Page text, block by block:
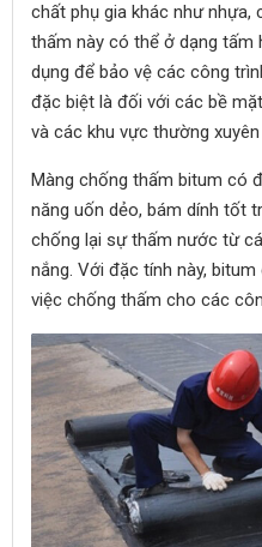
chất phụ gia khác như nhựa,
thấm này có thể ở dạng
dụng để bảo vệ các công
đặc biệt là đối với các bề
và các khu vực thường
Màng chống thấm bitum có
năng uốn dẻo, bám dính tốt
chống lại sự thấm nước từ
nắng. Với đặc tính này,
việc chống thấm cho các